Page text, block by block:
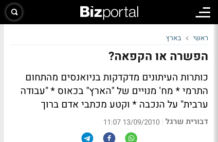
ראשי בארץ
הפשרה או הקפאה?
כותרות העיתונים מדקדקות בניואנסים מהתחום
התרמי * מח' מנויים של "הארץ" בכאוס * "עבודה
ערבית" על הנכבה * וקטע מכתבי אדם ברוך
דבורית שרגל |
13/09/2010 11:07